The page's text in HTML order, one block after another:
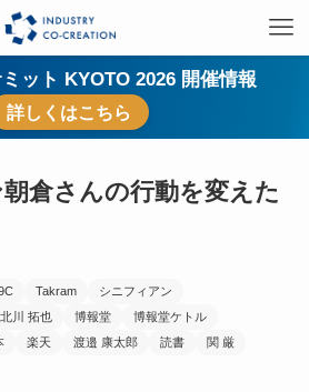
ミット KYOTO 2026 開催情報
詳しくはこちら
倉さんの行動を変えた
Takram
シニフィアン
北川 拓也 博報堂
博報堂ケトル
楽天 渡邉 康太郎 読書 関 厳